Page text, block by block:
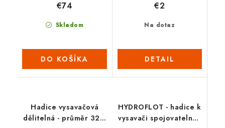
Skladom
€74
DO KOŠÍKA
Na dotaz
€2
DETAIL
Hadice vysavačová
dělitelná - průměr 32 /
HYDROFLOT - hadice k
vysavači spojovatelná -